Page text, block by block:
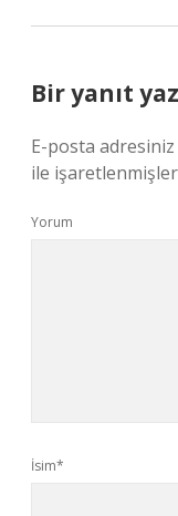
Bir yanıt
E-posta adresiniz
ile
Yorum
İsim*